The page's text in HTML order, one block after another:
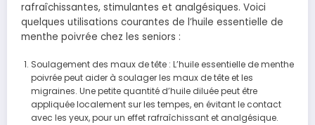
rafraîchissantes, stimulantes et analgésiques. Voici
quelques utilisations courantes de l’huile essentielle de
menthe poivrée chez les seniors :
Soulagement des maux de tête : L’huile essentielle de menthe
poivrée peut aider à soulager les maux de tête et les
migraines. Une petite quantité d’huile diluée peut être
appliquée localement sur les tempes, en évitant le contact
avec les yeux, pour un effet rafraîchissant et analgésique.